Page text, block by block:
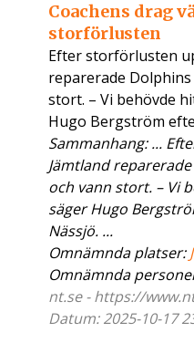
Coachens drag
storförlusten
Efter storförlusten
reparerade
stort. – Vi behövde
Hugo Bergström
Sammanhang: ...
Jämtland
och vann stort. – Vi
säger Hugo
Nässjö. ...
Omnämnda platser:
Omnämnda
nt.se - https://
Datum: 2025-10-17